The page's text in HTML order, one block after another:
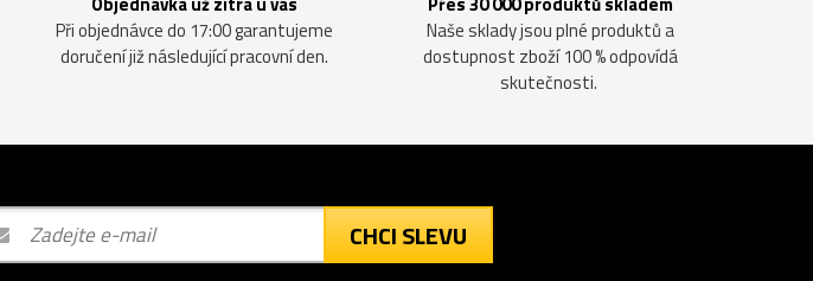
Při objednávce do 17:00 garantujeme
doručení již následující pracovní den.
Naše sklady jsou plné produktů a
dostupnost zboží 100 % odpovídá
skutečnosti.
CHCI SLEVU